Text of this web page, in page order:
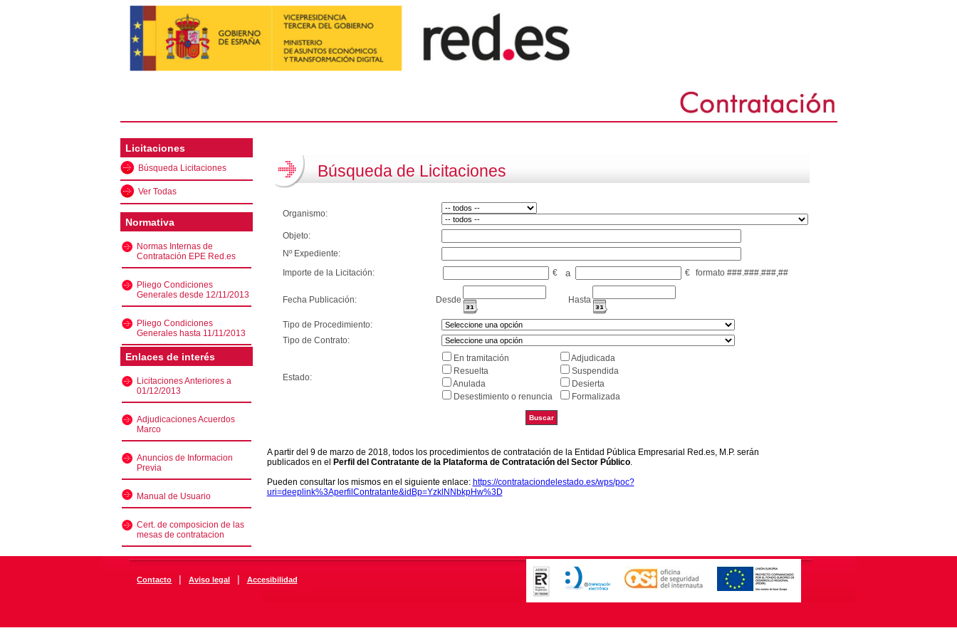
Licitaciones
Búsqueda Licitaciones
Ver Todas
Normativa
Normas Internas de
Contratación EPE Red.es
Pliego Condiciones
Generales desde 12/11/2013
Pliego Condiciones
Generales hasta 11/11/2013
Enlaces de interés
Licitaciones Anteriores a
01/12/2013
Adjudicaciones Acuerdos
Marco
Anuncios de Informacion
Previa
Manual de Usuario
Cert. de composicion de las
mesas de contratacion
Búsqueda de Licitaciones
Organismo:
Objeto:
Nº Expediente:
Importe de la Licitación:
€ a € formato ###.###.###,##
Fecha Publicación: Desde Hasta
Tipo de Procedimiento:
Tipo de Contrato:
Estado:
En tramitación
Adjudicada
Resuelta
Suspendida
Anulada
Desierta
Desestimiento o renuncia
Formalizada
A partir del 9 de marzo de 2018, todos los procedimientos de contratación de la Entidad Pública Empresarial Red.es, M.P. serán
publicados en el
Perfil del Contratante de la Plataforma de Contratación del Sector Público.
Pueden consultar los mismos en el siguiente enlace: https://contrataciondelestado.es/wps/poc?
uri=deeplink%3AperfilContratante&idBp=YzklNNbkpHw%3D
Contacto | Aviso legal | Accesibilidad